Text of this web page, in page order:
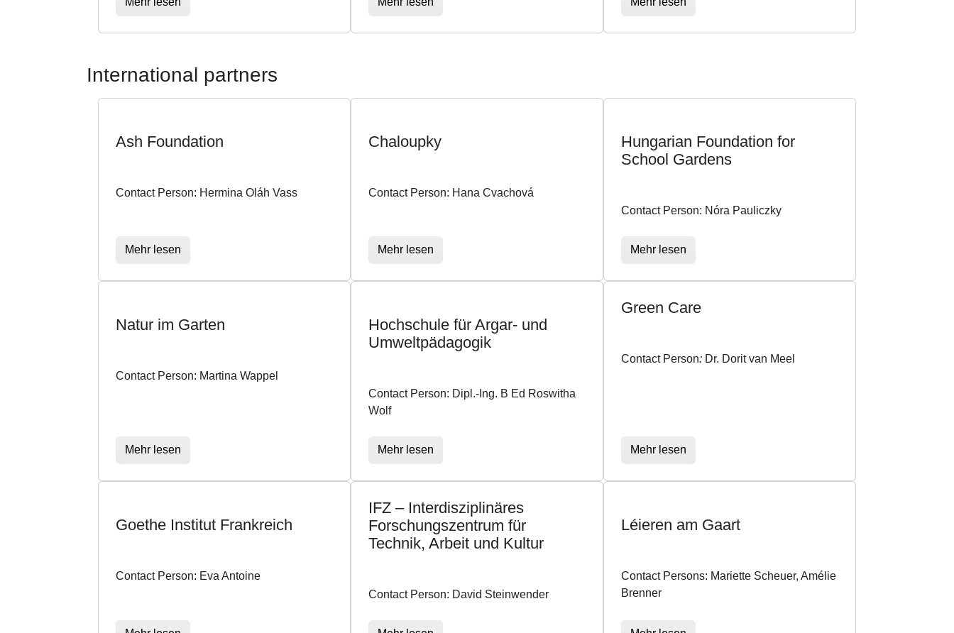
International partners
Ash Foundation
Contact Person: Hermina Oláh Vass
Mehr lesen
Chaloupky
Contact Person: Hana Cvachová
Mehr lesen
Hungarian Foundation for
School Gardens
Contact Person: Nóra Pauliczky
Mehr lesen
Natur im Garten
Contact Person: Martina Wappel
Mehr lesen
Hochschule für Argar- und
Umweltpädagogik
Contact Person: Dipl.-Ing. B Ed Roswitha
Wolf
Mehr lesen
Green Care
Contact Person: Dr. Dorit van Meel
Mehr lesen
Goethe Institut Frankreich
Contact Person: Eva Antoine
IFZ – Interdisziplinäres
Forschungszentrum für
Technik, Arbeit und Kultur
Contact Person: David Steinwender
Léieren am Gaart
Contact Persons: Mariette Scheuer, Amélie
Brenner